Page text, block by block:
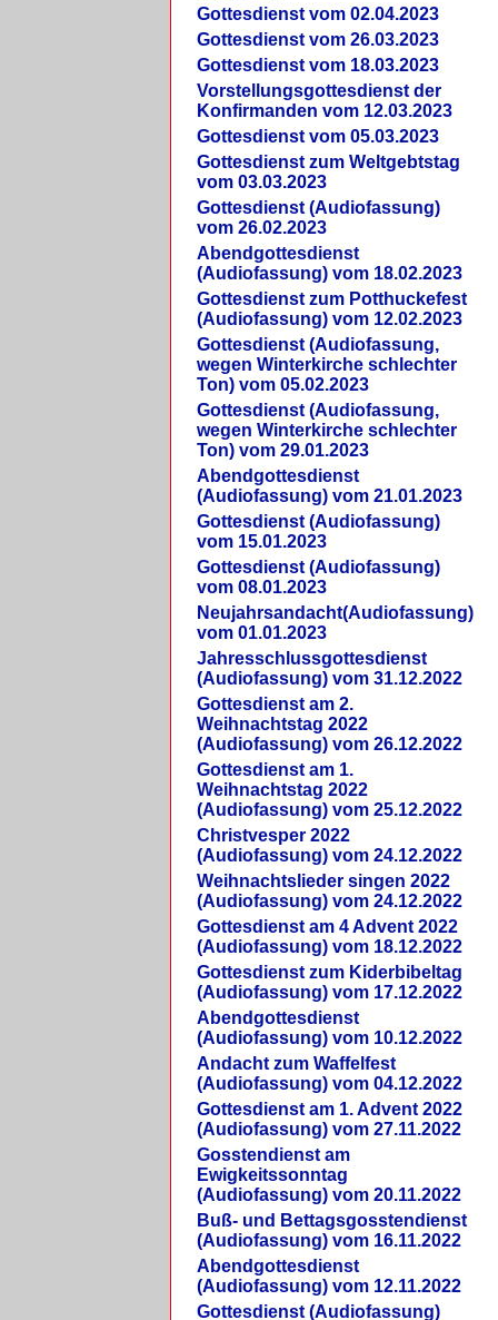
Gottesdienst vom 02.04.2023
Gottesdienst vom 26.03.2023
Gottesdienst vom 18.03.2023
Vorstellungsgottesdienst der
Konfirmanden vom 12.03.2023
Gottesdienst vom 05.03.2023
Gottesdienst zum Weltgebtstag
vom 03.03.2023
Gottesdienst (Audiofassung)
vom 26.02.2023
Abendgottesdienst
(Audiofassung) vom 18.02.2023
Gottesdienst zum Potthuckefest
(Audiofassung) vom 12.02.2023
Gottesdienst (Audiofassung,
wegen Winterkirche schlechter
Ton) vom 05.02.2023
Gottesdienst (Audiofassung,
wegen Winterkirche schlechter
Ton) vom 29.01.2023
Abendgottesdienst
(Audiofassung) vom 21.01.2023
Gottesdienst (Audiofassung)
vom 15.01.2023
Gottesdienst (Audiofassung)
vom 08.01.2023
Neujahrsandacht(Audiofassung)
vom 01.01.2023
Jahresschlussgottesdienst
(Audiofassung) vom 31.12.2022
Gottesdienst am 2.
Weihnachtstag 2022
(Audiofassung) vom 26.12.2022
Gottesdienst am 1.
Weihnachtstag 2022
(Audiofassung) vom 25.12.2022
Christvesper 2022
(Audiofassung) vom 24.12.2022
Weihnachtslieder singen 2022
(Audiofassung) vom 24.12.2022
Gottesdienst am 4 Advent 2022
(Audiofassung) vom 18.12.2022
Gottesdienst zum Kiderbibeltag
(Audiofassung) vom 17.12.2022
Abendgottesdienst
(Audiofassung) vom 10.12.2022
Andacht zum Waffelfest
(Audiofassung) vom 04.12.2022
Gottesdienst am 1. Advent 2022
(Audiofassung) vom 27.11.2022
Gosstendienst am
Ewigkeitssonntag
(Audiofassung) vom 20.11.2022
Buß- und Bettagsgosstendienst
(Audiofassung) vom 16.11.2022
Abendgottesdienst
(Audiofassung) vom 12.11.2022
Gottesdienst (Audiofassung)